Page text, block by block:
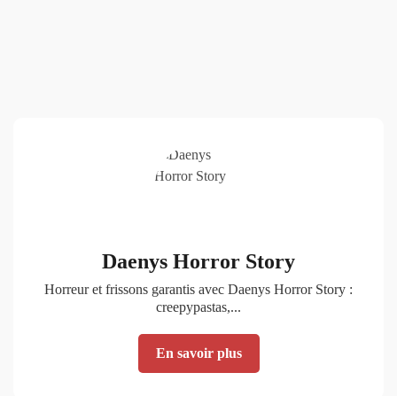
Daenys Horror Story
Horreur et frissons garantis avec Daenys Horror Story :
creepypastas,...
En savoir plus